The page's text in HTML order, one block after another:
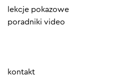
lekcje pokazowe
poradniki video
Element
kontakt